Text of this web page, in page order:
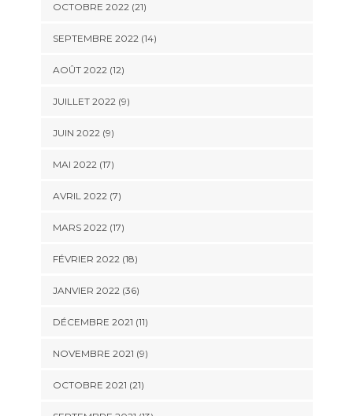
OCTOBRE 2022 (21)
SEPTEMBRE 2022 (14)
AOÛT 2022 (12)
JUILLET 2022 (9)
JUIN 2022 (9)
MAI 2022 (17)
AVRIL 2022 (7)
MARS 2022 (17)
FÉVRIER 2022 (18)
JANVIER 2022 (36)
DÉCEMBRE 2021 (11)
NOVEMBRE 2021 (9)
OCTOBRE 2021 (21)